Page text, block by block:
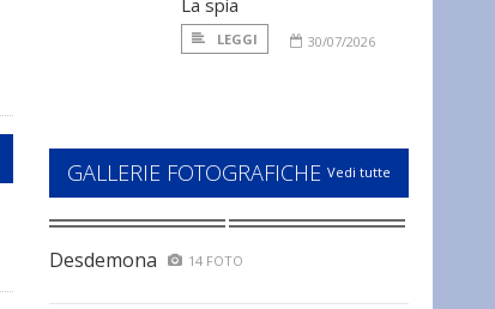
La spia
LEGGI 30/07/2026
GALLERIE FOTOGRAFICHE Vedi tutte
Desdemona 14 FOTO